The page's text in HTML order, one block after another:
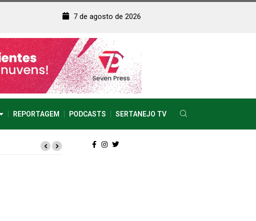
7 de agosto de 2026
REPORTAGEM PODCASTS SERTANEJO TV